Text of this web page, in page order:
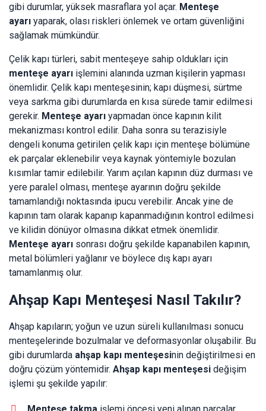
gibi durumlar, yüksek masraflara yol açar. Menteşe
ayarı yaparak, olası riskleri önlemek ve ortam güvenliğini
sağlamak mümkündür.
Çelik kapı türleri, sabit menteşeye sahip oldukları için
menteşe ayarı işlemini alanında uzman kişilerin yapması
önemlidir. Çelik kapı menteşesinin; kapı düşmesi, sürtme
veya sarkma gibi durumlarda en kısa sürede tamir edilmesi
gerekir. Menteşe ayarı yapmadan önce kapının kilit
mekanizması kontrol edilir. Daha sonra su terazisiyle
dengeli konuma getirilen çelik kapı için menteşe bölümüne
ek parçalar eklenebilir veya kaynak yöntemiyle bozulan
kısımlar tamir edilebilir. Yarım açılan kapının düz durması ve
yere paralel olması, menteşe ayarının doğru şekilde
tamamlandığı noktasında ipucu verebilir. Ancak yine de
kapının tam olarak kapanıp kapanmadığının kontrol edilmesi
ve kilidin dönüyor olmasına dikkat etmek önemlidir.
Menteşe ayarı sonrası doğru şekilde kapanabilen kapının,
metal bölümleri yağlanır ve böylece dış kapı ayarı
tamamlanmış olur.
Ahşap Kapı Menteşesi Nasıl Takılır?
Ahşap kapıların; yoğun ve uzun süreli kullanılması sonucu
menteşelerinde bozulmalar ve deformasyonlar oluşabilir. Bu
gibi durumlarda ahşap kapı menteşesinin değiştirilmesi en
doğru çözüm yöntemidir. Ahşap kapı menteşesi değişim
işlemi şu şekilde yapılır: